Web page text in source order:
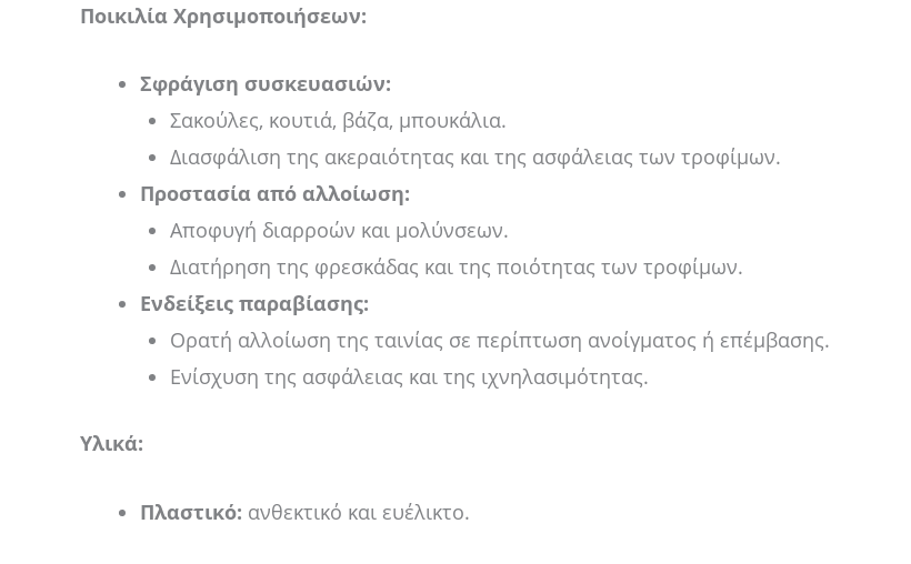
Ποικιλία Χρησιμοποιήσεων:
Σφράγιση συσκευασιών:
Σακούλες, κουτιά, βάζα, μπουκάλια.
Διασφάλιση της ακεραιότητας και της ασφάλειας των τροφίμων.
Προστασία από αλλοίωση:
Αποφυγή διαρροών και μολύνσεων.
Διατήρηση της φρεσκάδας και της ποιότητας των τροφίμων.
Ενδείξεις παραβίασης:
Ορατή αλλοίωση της ταινίας σε περίπτωση ανοίγματος ή επέμβασης.
Ενίσχυση της ασφάλειας και της ιχνηλασιμότητας.
Υλικά:
Πλαστικό: ανθεκτικό και ευέλικτο.